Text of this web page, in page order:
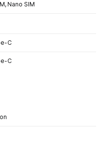
Nano SIM
C
C